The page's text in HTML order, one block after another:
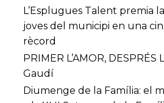
L’Esplugues Talent premia
joves del municipi en una
rècord
PRIMER L’AMOR, DESPRÉS
Gaudí
Diumenge de la Família: el